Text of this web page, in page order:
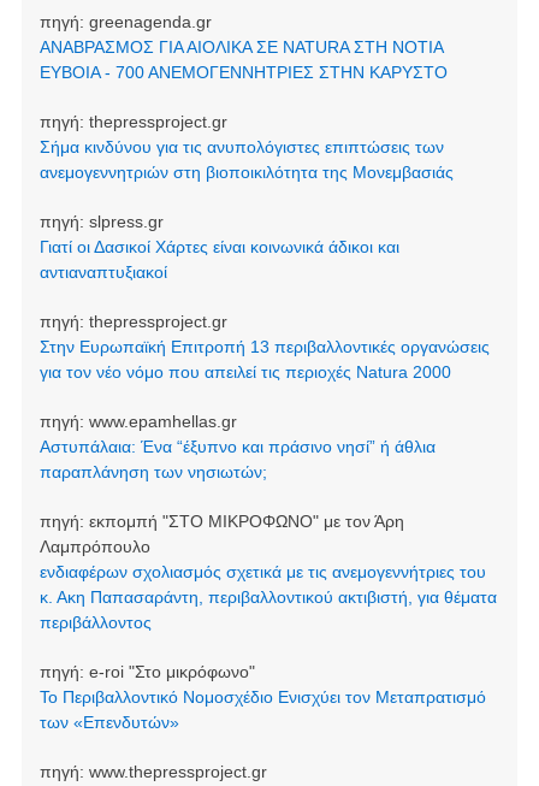
πηγή: greenagenda.gr
ΑΝΑΒΡΑΣΜΟΣ ΓΙΑ ΑΙΟΛΙΚΑ ΣΕ NATURA ΣΤΗ ΝΟΤΙΑ
ΕΥΒΟΙΑ - 700 ΑΝΕΜΟΓΕΝΝΗΤΡΙΕΣ ΣΤΗΝ ΚΑΡΥΣΤΟ
πηγή: thepressproject.gr
Σήμα κινδύνου για τις ανυπολόγιστες επιπτώσεις των
ανεμογεννητριών στη βιοποικιλότητα της Μονεμβασιάς
πηγή: slpress.gr
Γιατί οι Δασικοί Χάρτες είναι κοινωνικά άδικοι και
αντιαναπτυξιακοί
πηγή: thepressproject.gr
Στην Ευρωπαϊκή Επιτροπή 13 περιβαλλοντικές οργανώσεις
για τον νέο νόμο που απειλεί τις περιοχές Natura 2000
πηγή: www.epamhellas.gr
Αστυπάλαια: Ένα “έξυπνο και πράσινο νησί” ή άθλια
παραπλάνηση των νησιωτών;
πηγή: εκπομπή "ΣΤΟ ΜΙΚΡΟΦΩΝΟ" με τον Άρη
Λαμπρόπουλο
ενδιαφέρων σχολιασμός σχετικά με τις ανεμογεννήτριες του
κ. Ακη Παπασαράντη, περιβαλλοντικού ακτιβιστή, για θέματα
περιβάλλοντος
πηγή: e-roi "Στο μικρόφωνο"
Το Περιβαλλοντικό Νομοσχέδιο Ενισχύει τον Μεταπρατισμό
των «Επενδυτών»
πηγή: www.thepressproject.gr